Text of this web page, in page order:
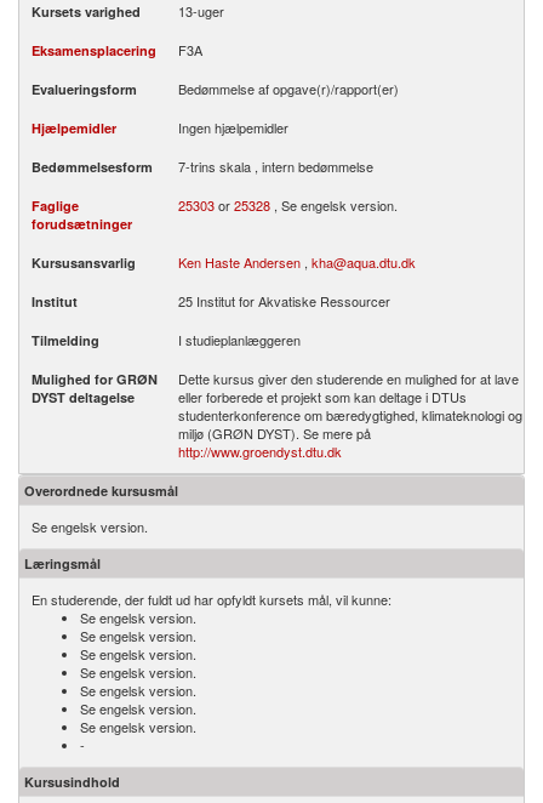
Kursets varighed 13-uger
Eksamensplacering F3A
Evalueringsform Bedømmelse af opgave(r)/rapport(er)
Hjælpemidler Ingen hjælpemidler
Bedømmelsesform 7-trins skala , intern bedømmelse
Faglige
forudsætninger
25303or25328 , Se engelsk version.
Kursusansvarlig Ken Haste Andersen , kha@aqua.dtu.dk
Institut 25 Institut for Akvatiske Ressourcer
Tilmelding I studieplanlæggeren
Mulighed for GRØN
DYST deltagelse
Dette kursus giver den studerende en mulighed for at lave
eller forberede et projekt som kan deltage i DTUs
studenterkonference om bæredygtighed, klimateknologi og
miljø (GRØN DYST). Se mere på
http://www.groendyst.dtu.dk
Overordnede kursusmål
Se engelsk version.
Læringsmål
En studerende, der fuldt ud har opfyldt kursets mål, vil kunne:
Se engelsk version.
Se engelsk version.
Se engelsk version.
Se engelsk version.
Se engelsk version.
Se engelsk version.
Se engelsk version.
-
Kursusindhold